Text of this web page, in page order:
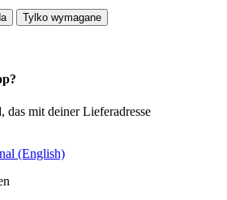
Tylko wymagane
, das mit deiner Lieferadresse
(English)